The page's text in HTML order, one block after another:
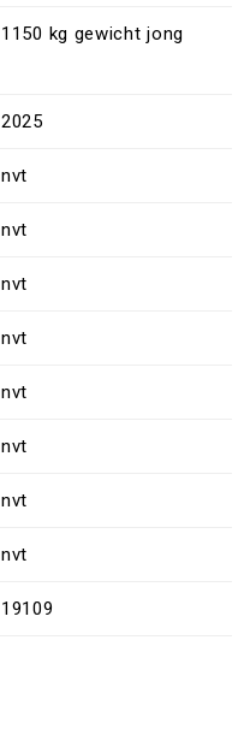
1150 kg gewicht jong
2025
nvt
nvt
nvt
nvt
nvt
nvt
nvt
nvt
19109